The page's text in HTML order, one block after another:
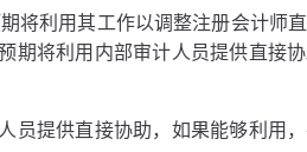
将利用其工作以调整注册会计师
期将利用内部审计人员提供直接
员提供直接协助，如果能够利用